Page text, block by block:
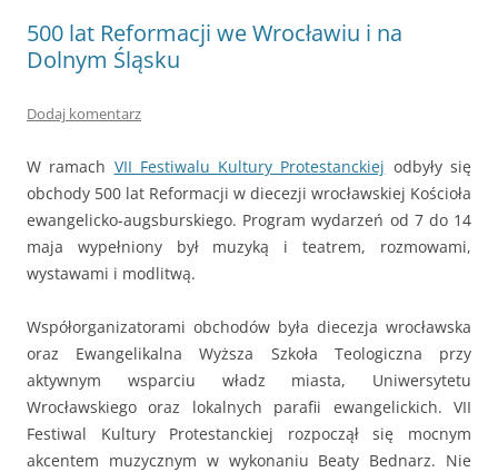
500 lat Reformacji we Wrocławiu i na
Dolnym Śląsku
Dodaj komentarz
W ramach VII Festiwalu Kultury Protestanckiej odbyły się
obchody 500 lat Reformacji w diecezji wrocławskiej Kościoła
ewangelicko-augsburskiego. Program wydarzeń od 7 do 14
maja wypełniony był muzyką i teatrem, rozmowami,
wystawami i modlitwą.
Współorganizatorami obchodów była diecezja wrocławska
oraz Ewangelikalna Wyższa Szkoła Teologiczna przy
aktywnym wsparciu władz miasta, Uniwersytetu
Wrocławskiego oraz lokalnych parafii ewangelickich. VII
Festiwal Kultury Protestanckiej rozpoczął się mocnym
akcentem muzycznym w wykonaniu Beaty Bednarz. Nie